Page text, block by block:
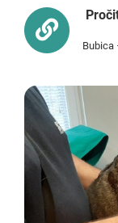
Bubica